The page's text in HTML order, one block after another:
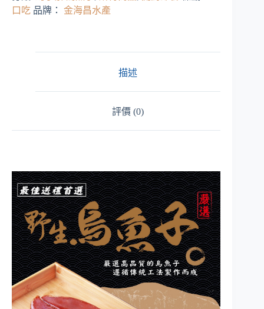
烏
口吃 品牌： 金海昌水產
描述
評價 (0)